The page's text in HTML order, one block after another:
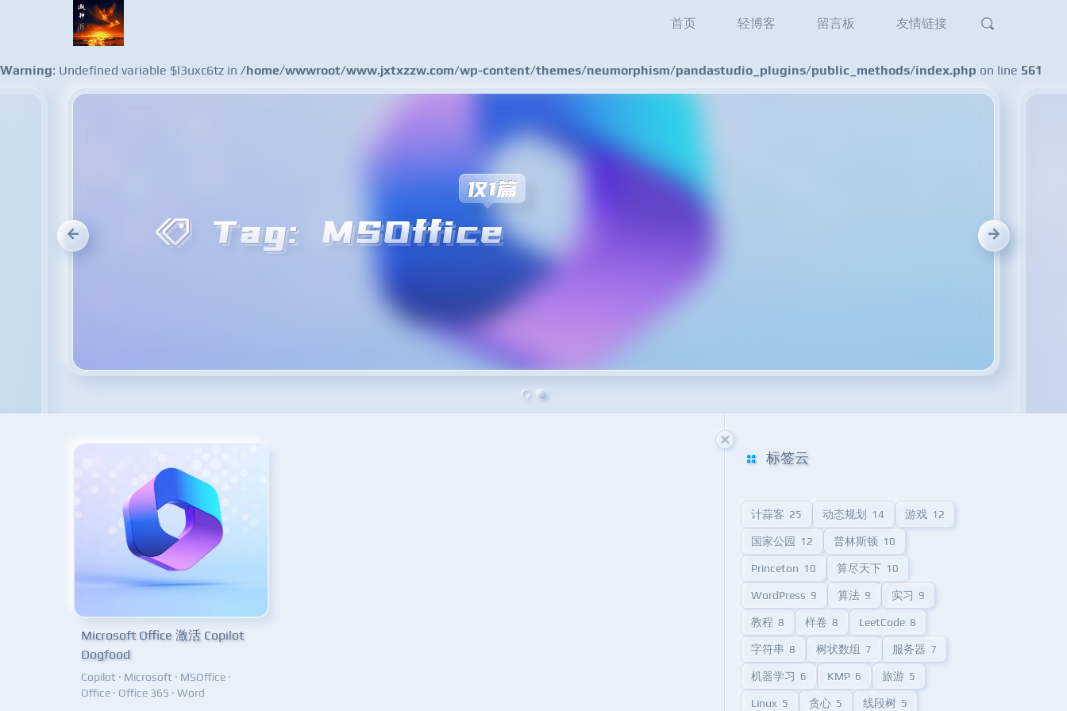
首页 轻博客 留言板 友情链接
Warning: Undefined variable $l3uxc6tz in /home/wwwroot/www.jxtxzzw.com/wp-content/themes/neumorphism/pandastudio_plugins/public_methods/index.php on line 561
Microsoft Office 激活 Copilot
Dogfood
Copilot · Microsoft · MSOffice ·
Office · Office 365 · Word
标签云
计蒜客 25 动态规划 14 游戏 12
国家公园 12 普林斯顿 10
Princeton 10 算尽天下 10
WordPress 9 算法 9 实习 9
教程 8 样卷 8 LeetCode 8
字符串 8 树状数组 7 服务器 7
机器学习 6 KMP 6 旅游 5
Linux 5 贪心 5 线段树 5